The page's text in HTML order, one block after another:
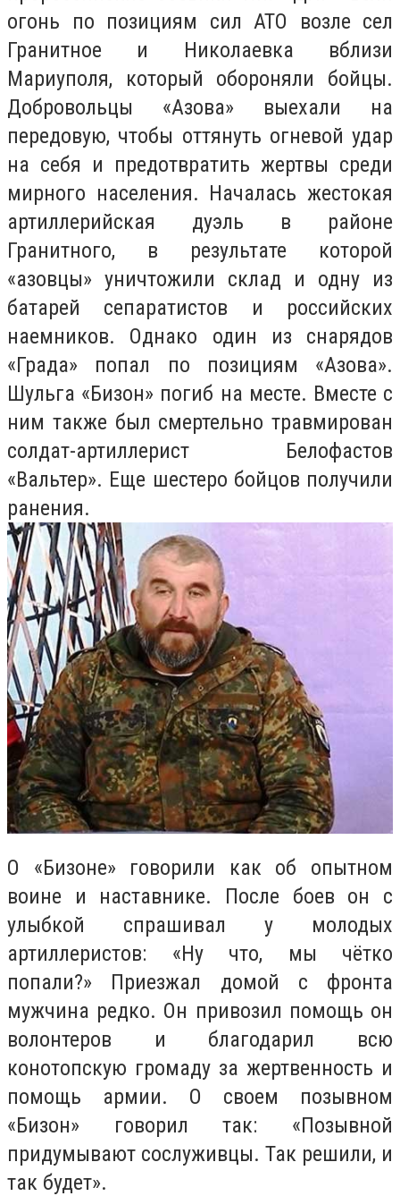
огонь по позициям сил АТО возле сел
Гранитное и Николаевка вблизи
Мариуполя, который обороняли бойцы.
Добровольцы «Азова» выехали на
передовую, чтобы оттянуть огневой удар
на себя и предотвратить жертвы среди
мирного населения. Началась жестокая
артиллерийская дуэль в районе
Гранитного, в результате которой
«азовцы» уничтожили склад и одну из
батарей сепаратистов и российских
наемников. Однако один из снарядов
«Града» попал по позициям «Азова».
Шульга «Бизон» погиб на месте. Вместе с
ним также был смертельно травмирован
солдат-артиллерист Белофастов
«Вальтер». Еще шестеро бойцов получили
ранения.
О «Бизоне» говорили как об опытном
воине и наставнике. После боев он с
улыбкой спрашивал у молодых
артиллеристов: «Ну что, мы чётко
попали?» Приезжал домой с фронта
мужчина редко. Он привозил помощь он
волонтеров и благодарил всю
конотопскую громаду за жертвенность и
помощь армии. О своем позывном
«Бизон» говорил так: «Позывной
придумывают сослуживцы. Так решили, и
так будет».